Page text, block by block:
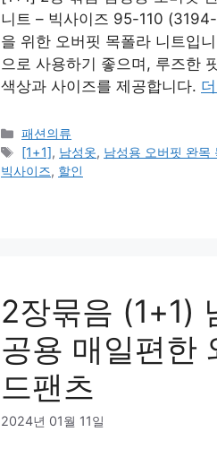
니트 – 빅사이즈 95-110
을 위한 오버핏 목폴라 니트입
으로 사용하기 좋으며, 루즈한
색상과 사이즈를 제공합니다.
카
테
고
패션의류
태
그
[1+1], 남성옷, 남성용 오버핏 완목
빅사이즈, 할인
2장묶음 (1+1)
공용 매일편한
드팬츠
2024년 01월 11일